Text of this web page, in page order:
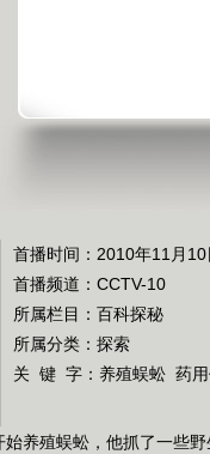
首播时间：2010年11月
首播频道： CCTV-10
所属栏目： 百科探秘
所属分类：探索
关 键 字： 养殖蜈蚣 药
养殖蜈蚣，他抓了一些